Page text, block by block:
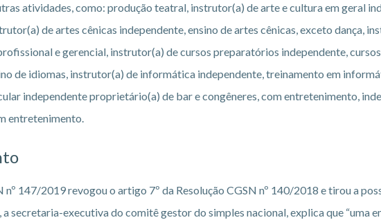
atividades, como: produção teatral, instrutor(a) de arte e cultura em geral
de artes cênicas independente, ensino de artes cênicas, exceto dança,
e gerencial, instrutor(a) de cursos preparatórios independente,
de idiomas, instrutor(a) de informática independente, treinamento em
independente proprietário(a) de bar e congêneres, com entretenimento,
entretenimento.
nº 147/2019 revogou o artigo 7º da Resolução CGSN nº 140/2018 e tirou a
a secretaria-executiva do comitê gestor do simples nacional, explica que